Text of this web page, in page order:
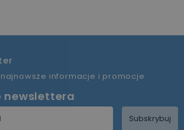
informacje i promocje
newslettera
Subskrybuj